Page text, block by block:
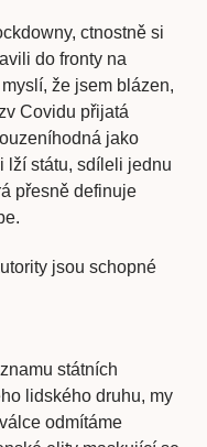
ctnostně si
do fronty na
že jsem blázen,
Covidu přijatá
jako
lží státu, sdíleli jednu
přesně definuje
jsou schopné
státních
lidského druhu, my
odmítáme